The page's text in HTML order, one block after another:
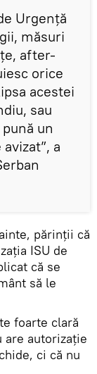
Urgență
măsuri
after-
orice
acestei
sau
un
a
părinții că
ISU de
că se
să le
foarte clară
are autorizație
ci că nu